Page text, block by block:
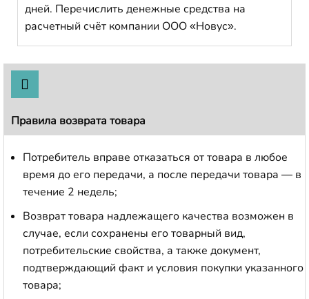
дней. Перечислить денежные средства на
расчетный счёт компании ООО «Новус».
Правила возврата товара
Потребитель вправе отказаться от товара в любое
время до его передачи, а после передачи товара — в
течение 2 недель;
Возврат товара надлежащего качества возможен в
случае, если сохранены его товарный вид,
потребительские свойства, а также документ,
подтверждающий факт и условия покупки указанного
товара;